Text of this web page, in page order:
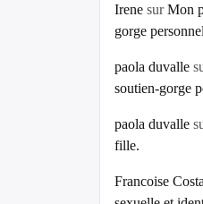
Irene surMon
gorge personnel
paola duvalle
soutien-gorge
paola duvalle
fille.
Francoise Costa